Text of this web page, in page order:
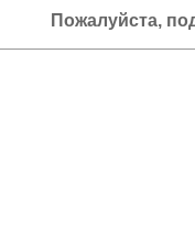
Пожалуйста,